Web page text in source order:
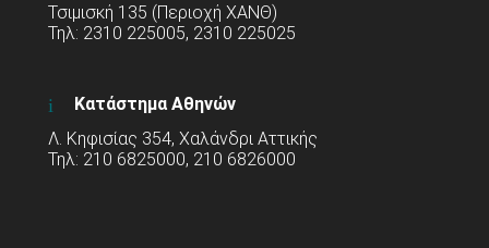
Τσιμισκή 135 (Περιοχή ΧΑΝΘ)
Τηλ: 2310 225005, 2310 225025
Κατάστημα Αθηνών
Λ. Κηφισίας 354, Χαλάνδρι Αττικής
Τηλ: 210 6825000, 210 6826000